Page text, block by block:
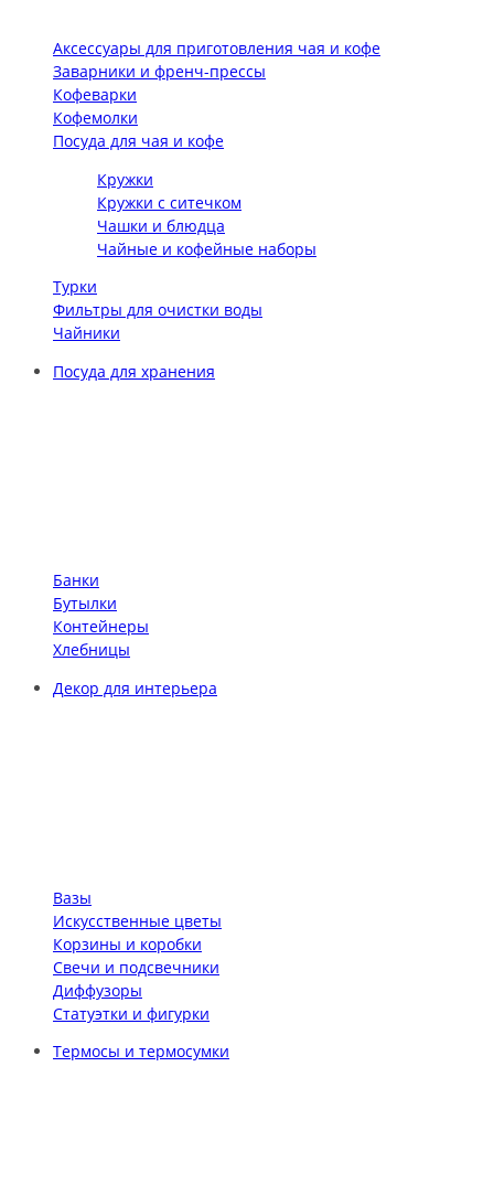
Аксессуары для приготовления чая и кофе
Заварники и френч-прессы
Кофеварки
Кофемолки
Посуда для чая и кофе
Кружки
Кружки с ситечком
Чашки и блюдца
Чайные и кофейные наборы
Турки
Фильтры для очистки воды
Чайники
Посуда для хранения
Банки
Бутылки
Контейнеры
Хлебницы
Декор для интерьера
Вазы
Искусственные цветы
Корзины и коробки
Свечи и подсвечники
Диффузоры
Статуэтки и фигурки
Термосы и термосумки